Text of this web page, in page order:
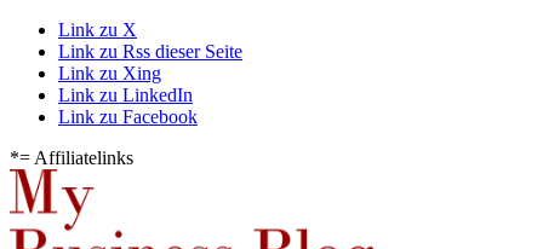
Link zu X
Link zu Rss dieser Seite
Link zu Xing
Link zu LinkedIn
Link zu Facebook
*= Affiliatelinks